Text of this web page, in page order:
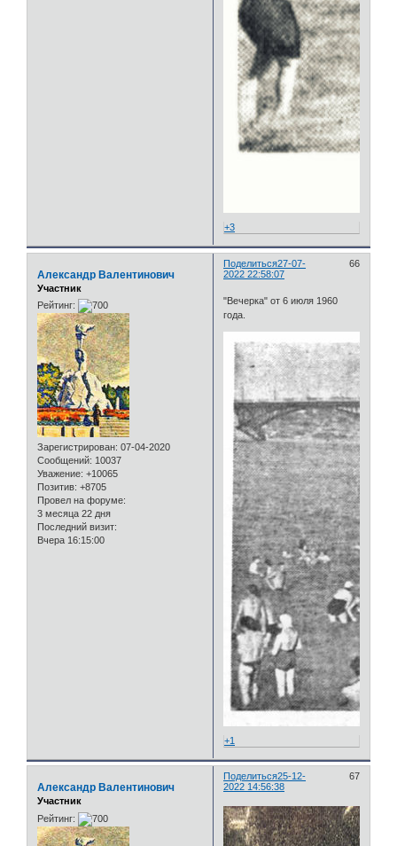
+3
Поделиться 66
27-07-
2022 22:58:07
Александр Валентинович
Участник
Рейтинг:
Зарегистрирован: 07-04-2020
Сообщений: 10037
Уважение: +10065
Позитив: +8705
Провел на форуме:
3 месяца 22 дня
Последний визит:
Вчера 16:15:00
"Вечерка" от 6 июля 1960
года.
+1
Поделиться 67
25-12-
2022 14:56:38
Александр Валентинович
Участник
Рейтинг: